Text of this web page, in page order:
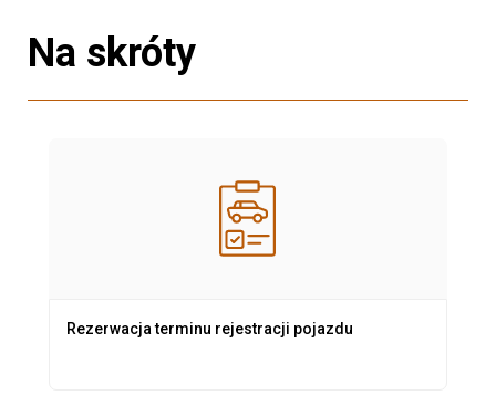
Na skróty
Rezerwacja terminu rejestracji pojazdu